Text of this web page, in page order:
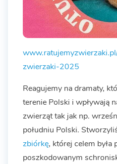
zwierzaki-2025
Reagujemy na dramaty,
terenie Polski i wpływają
zwierząt tak jak np.
południu Polski.
zbiórkę, której celem
poszkodowanym